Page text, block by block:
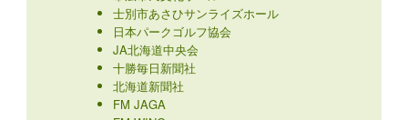
士別市あさひサンライズホール
日本パークゴルフ協会
JA北海道中央会
十勝毎日新聞社
北海道新聞社
FM JAGA